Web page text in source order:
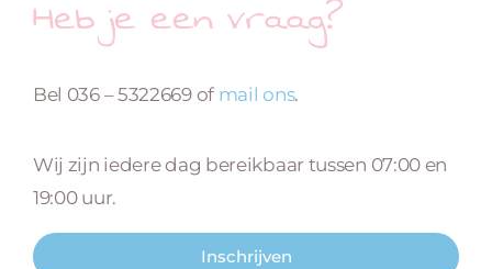
Heb je een vraag?
Bel 036 – 5322669 of mail ons.
Wij zijn iedere dag bereikbaar tussen 07:00 en
19:00 uur.
Inschrijven